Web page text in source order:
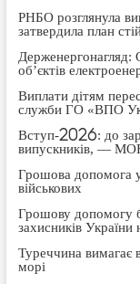
РНБО розглянула
затвердила план
Держенергонагляд:
об’єктів
Виплати дітям
служби ГО «ВПО
Вступ-2026: до
випускників, —
Грошова допомога
військових
Грошову допомогу
захисників
Туреччина вимагає
морі